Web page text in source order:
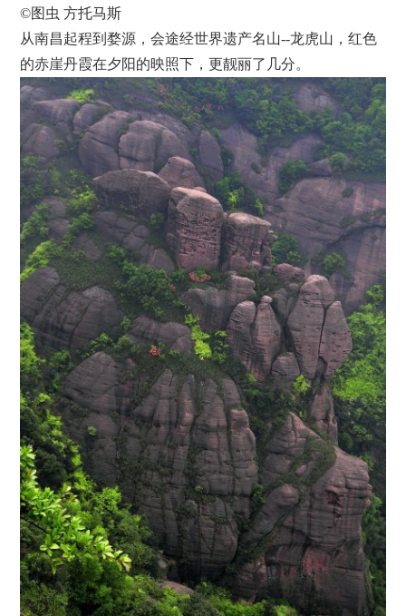
©图虫 方托马斯
从南昌起程到婺源，会途经世界遗产名山--龙虎山，红色
的赤崖丹霞在夕阳的映照下，更靓丽了几分。